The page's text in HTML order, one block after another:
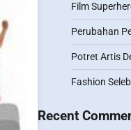
Film
Perubahan
Potret Artis
Fashion
Recent